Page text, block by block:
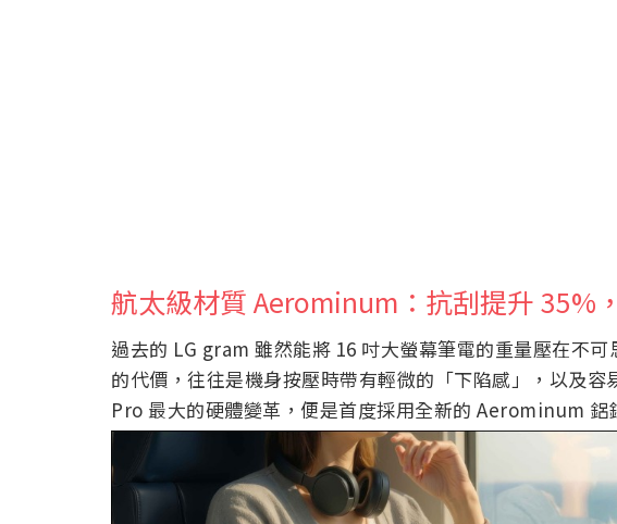
航太級材質 Aerominum：抗刮提升 35%
過去的 LG gram 雖然能將 16 吋大螢幕筆電的重量壓在不
的代價，往往是機身按壓時帶有輕微的「下陷感」，以及
Pro 最大的硬體變革，便是首度採用全新的 Aerominum 鋁